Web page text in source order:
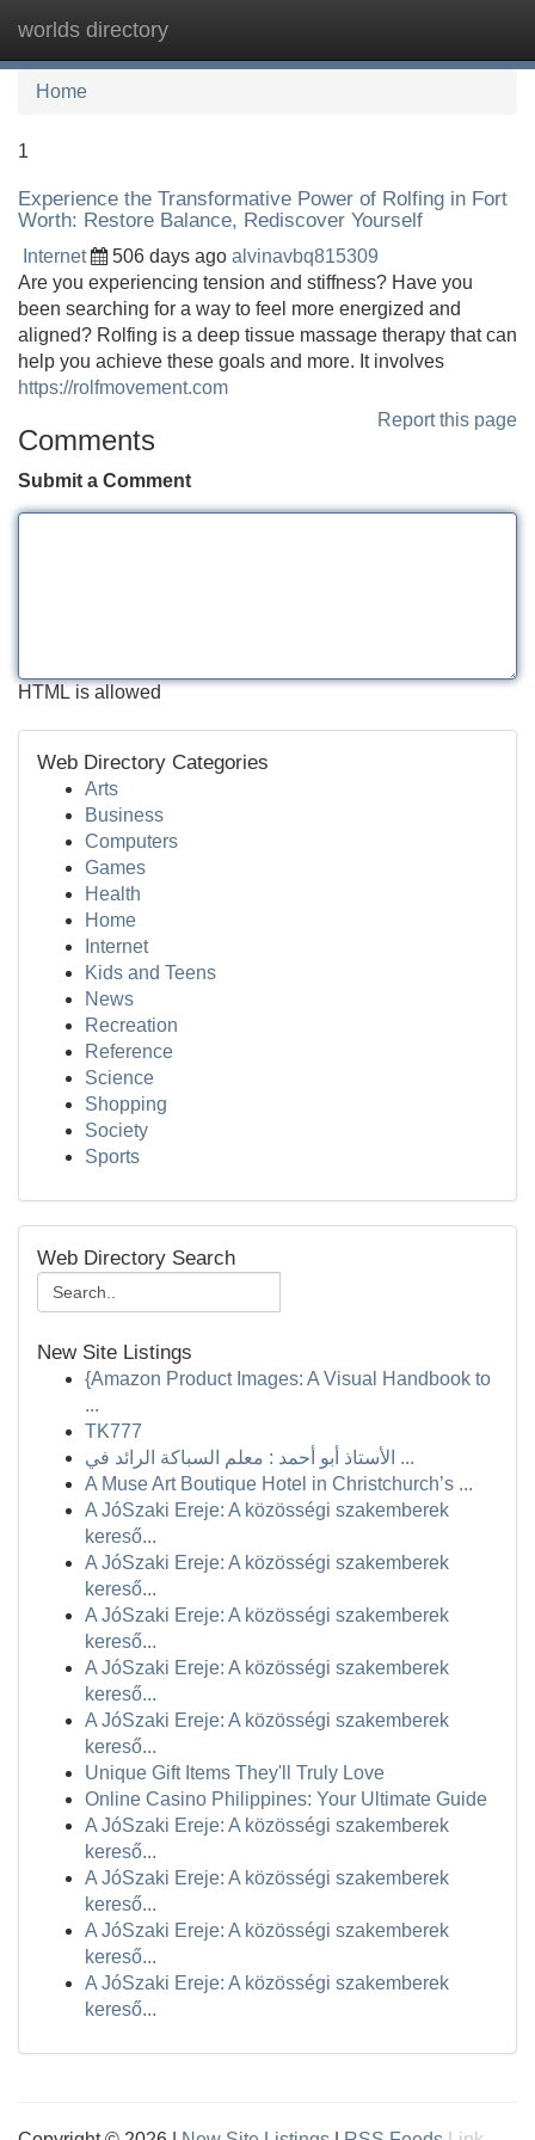
worlds directory
Home
1
Experience the Transformative Power of Rolfing in Fort
Worth: Restore Balance, Rediscover Yourself
Internet 506 days ago alvinavbq815309
Are you experiencing tension and stiffness? Have you
been searching for a way to feel more energized and
aligned? Rolfing is a deep tissue massage therapy that can
help you achieve these goals and more. It involves
https://rolfmovement.com
Report this page
Comments
Submit a Comment
HTML is allowed
Web Directory Categories
Arts
Business
Computers
Games
Health
Home
Internet
Kids and Teens
News
Recreation
Reference
Science
Shopping
Society
Sports
Web Directory Search
New Site Listings
{Amazon Product Images: A Visual Handbook to
...
TK777
الأستاذ أبو أحمد : معلم السباكة الرائد في ...
A Muse Art Boutique Hotel in Christchurch’s ...
A JóSzaki Ereje: A közösségi szakemberek
kereső...
A JóSzaki Ereje: A közösségi szakemberek
kereső...
A JóSzaki Ereje: A közösségi szakemberek
kereső...
A JóSzaki Ereje: A közösségi szakemberek
kereső...
A JóSzaki Ereje: A közösségi szakemberek
kereső...
Unique Gift Items They'll Truly Love
Online Casino Philippines: Your Ultimate Guide
A JóSzaki Ereje: A közösségi szakemberek
kereső...
A JóSzaki Ereje: A közösségi szakemberek
kereső...
A JóSzaki Ereje: A közösségi szakemberek
kereső...
A JóSzaki Ereje: A közösségi szakemberek
kereső...